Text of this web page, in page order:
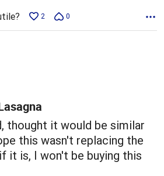
2 0
thought it would be similar
this wasn't replacing the
it is, I won't be buying this